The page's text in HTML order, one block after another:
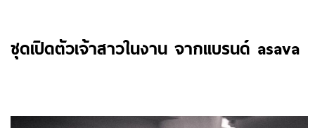
ชุดเปิดตัวเจ้าสาวในงาน จากแบรนด์ asava